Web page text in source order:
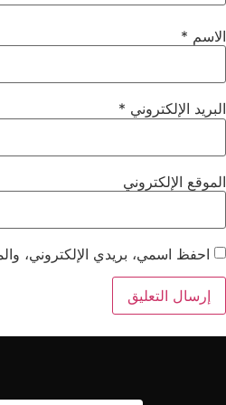
الاسم *
البريد الإلكتروني *
الموقع الإلكتروني
احفظ اسمي، بريدي الإلكتروني،